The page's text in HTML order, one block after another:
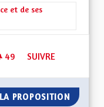
L'attractivité
et de ses
49 49 ABONNÉS
SUIVRE
PROPOSITION